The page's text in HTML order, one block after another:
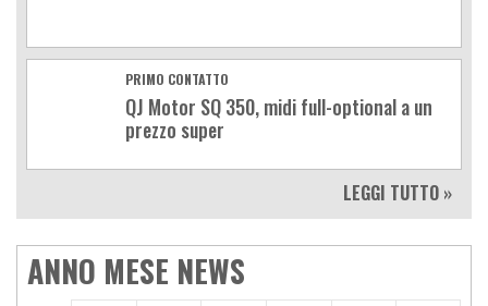
PRIMO CONTATTO
QJ Motor SQ 350, midi full-optional a un
prezzo super
LEGGI TUTTO »
ANNO MESE NEWS